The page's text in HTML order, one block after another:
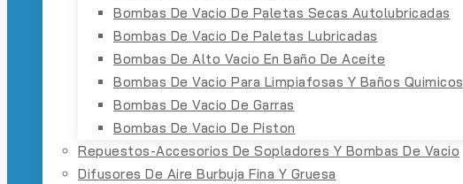
Bombas De Vacio De Paletas Secas Autolubricadas
Bombas De Vacio De Paletas Lubricadas
Bombas De Alto Vacio En Baño De Aceite
Bombas De Vacio Para Limpiafosas Y Baños Quimicos
Bombas De Vacio De Garras
Bombas De Vacio De Piston
Repuestos-Accesorios De Sopladores Y Bombas De Vacio
Difusores De Aire Burbuja Fina Y Gruesa